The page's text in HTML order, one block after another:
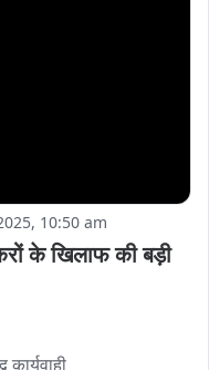
10:50 am
के खिलाफ की बड़ी